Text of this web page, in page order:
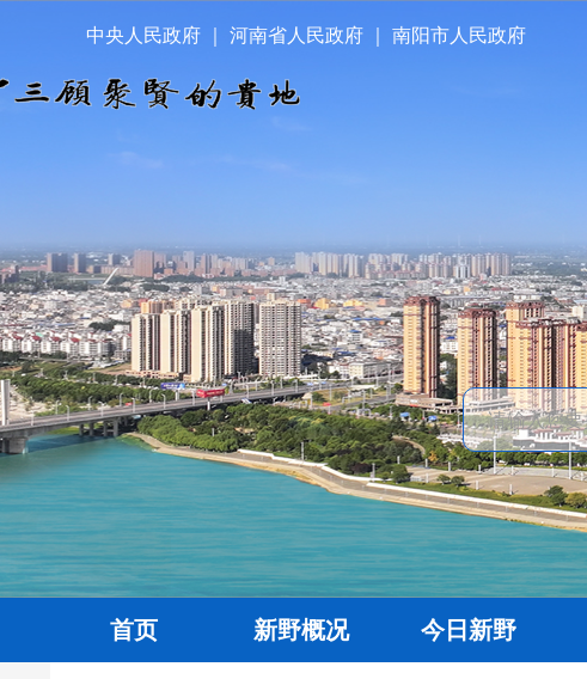
中央人民政府 河南省人民政府 南阳市人民政府
首页 新野概况 今日新野